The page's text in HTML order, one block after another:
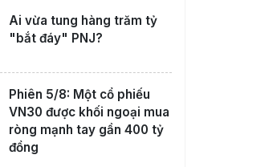
Ai vừa tung hàng trăm tỷ
"bắt đáy" PNJ?
Phiên 5/8: Một cổ phiếu
VN30 được khối ngoại mua
ròng mạnh tay gần 400 tỷ
đồng